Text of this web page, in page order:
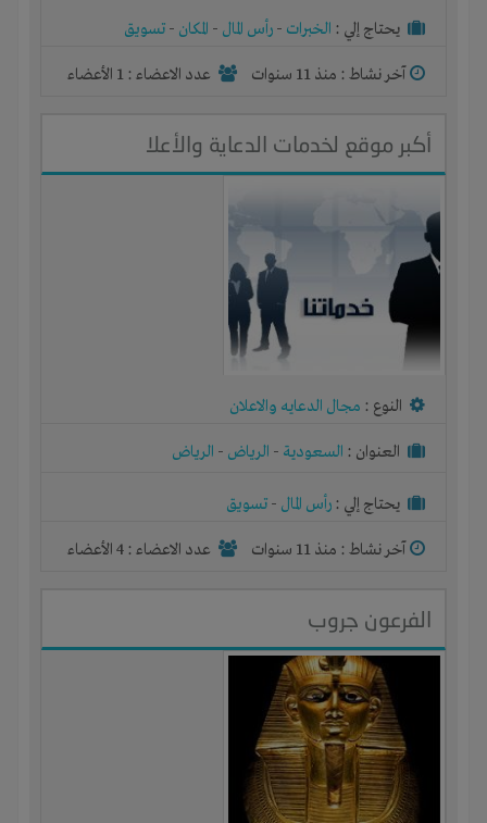
يحتاج إلي : الخبرات - رأس المال - المكان - تسويق
آخر نشاط : منذ 11 سنوات عدد الاعضاء : 1 الأعضاء
أكبر موقع لخدمات الدعاية والأعلا
النوع : مجال الدعايه والاعلان
العنوان : السعودية - الرياض - الرياض
يحتاج إلي : رأس المال - تسويق
آخر نشاط : منذ 11 سنوات عدد الاعضاء : 4 الأعضاء
الفرعون جروب